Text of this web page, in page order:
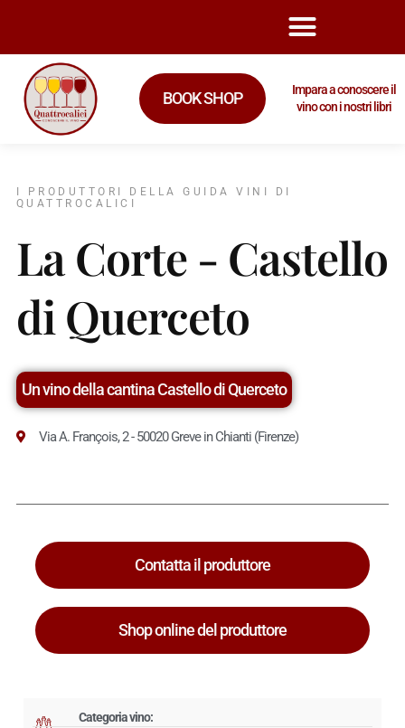
BOOK SHOP
Impara a conoscere il
vino con i nostri libri
I PRODUTTORI DELLA GUIDA VINI DI
QUATTROCALICI
La Corte - Castello
di Querceto
Un vino della cantina Castello di Querceto
Via A. François, 2 - 50020 Greve in Chianti (Firenze)
Categoria vino:
Contatta il produttore
Shop online del produttore